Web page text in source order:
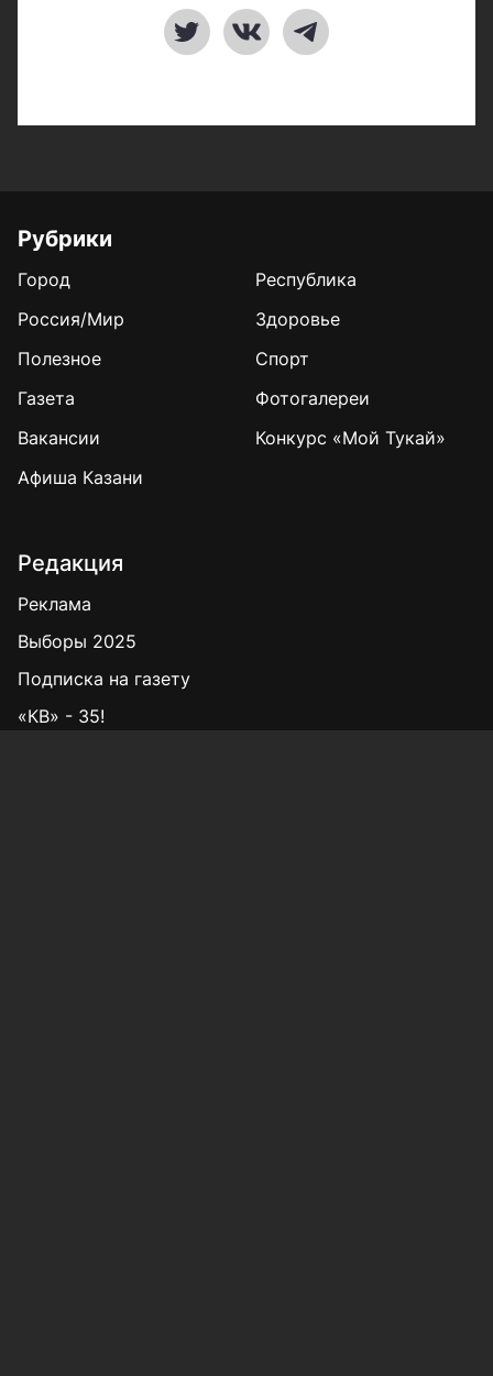
Рубрики
Город
Республика
Россия/Мир
Здоровье
Полезное
Спорт
Газета
Фотогалереи
Вакансии
Конкурс «Мой Тукай»
Афиша Казани
Редакция
Реклама
Выборы 2025
Подписка на газету
«КВ» - 35!